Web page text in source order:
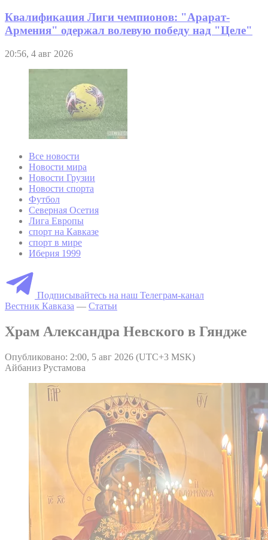
Квалификация Лиги чемпионов: "Арарат-
Армения" одержал волевую победу над "Целе"
20:56, 4 авг 2026
Все новости
Новости мира
Новости Грузии
Новости спорта
Футбол
Северная Осетия
Лига Европы
спорт на Кавказе
спорт в мире
Иберия 1999
Подписывайтесь на наш Телеграм-канал
Вестник Кавказа — Статьи
Храм Александра Невского в Гяндже
Опубликовано: 2:00, 5 авг 2026 (UTC+3 MSK)
Айбаниз Рустамова